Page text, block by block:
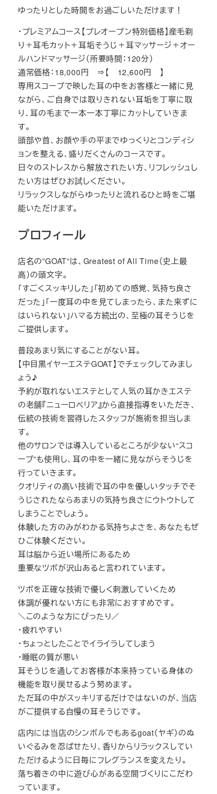
ゆったりとした時間をお過ごしいただけます！
・プレミアムコース【プレオープン特別価格】産毛剃
り＋耳毛カット＋耳垢そうじ＋耳マッサージ＋オー
ルハンドマッサージ（所要時間：120分）
通常価格：18,000円 ⇒【 12,600円 】
専用スコープで映した耳の中をお客様と一緒に見
ながら、ご自身では取りきれない耳垢を丁寧に取
り、耳の毛まで一本一本丁寧にカットしていきま
す。
頭部や首、お顔や手の平までゆっくりとコンディシ
ョンを整える、盛りだくさんのコースです。
日々のストレスから解放されたい方、リフレッシュし
たい方はぜひお試しください。
リラックスしながらゆったりと流れるひと時をご堪
能いただけます。
プロフィール
店名の”GOAT”は、Greatest of All Time（史上最
高）の頭文字。
「すごくスッキリした」「初めての感覚、気持ち良さ
だった」「一度耳の中を見てしまったら、また来ずに
はいられない」ハマる方続出の、至極の耳そうじを
ご提供します。
普段あまり気にすることがない耳。
【中目黒イヤーエステGOAT】でチェックしてみまし
ょう♪
予約が取れないエステとして人気の耳かきエステ
の老舗『ニューロベリア』から直接指導をいただき、
伝統の技術を習得したスタッフが施術を担当しま
す。
他のサロンでは導入しているところが少ない“スコ
ープ”も使用し、耳の中を一緒に見ながらそうじを
行っていきます。
クオリティの高い技術で耳の中を優しいタッチでそ
うじされたならあまりの気持ち良さにウトウトして
しまうことでしょう。
体験した方のみがわかる気持ちよさを、あなたもぜ
ひご体験ください。
耳は脳から近い場所にあるため
重要なツボが沢山あると言われています。
ツボを正確な技術で優しく刺激していくため
体調が優れない方にも非常におすすめです。
＼このような方にぴったり／
・疲れやすい
・ちょっとしたことでイライラしてしまう
・睡眠の質が悪い
耳そうじを通してお客様が本来持っている身体の
機能を取り戻せるよう努めます。
ただ耳の中がスッキリするだけではないのが、当店
がご提供する自慢の耳そうじです。
店内には当店のシンボルでもあるgoat（ヤギ）のぬ
いぐるみを忍ばせたり、香りからリラックスしてい
ただけるように日毎にフレグランスを変えたり。
落ち着きの中に遊び心がある空間づくりにこだわ
っています。